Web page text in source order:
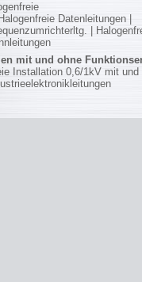
Datenleitungen |
|
mit und ohne
Installation 0,6/1kV mit und